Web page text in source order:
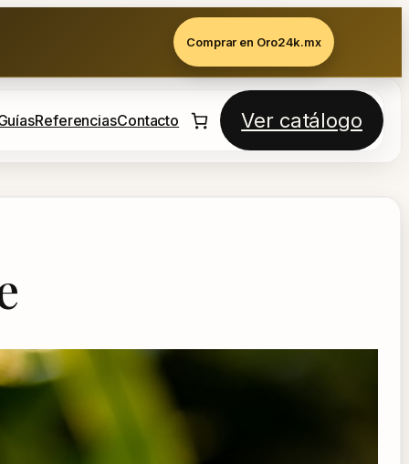
Comprar en Oro24k.mx
ReferenciasContacto Ver catálogo